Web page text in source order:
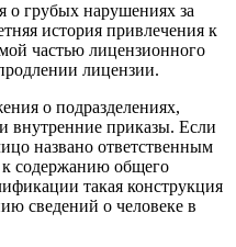
о грубых нарушениях за
история привлечения к
частью лицензионного
лицензии.
о подразделениях,
внутренние приказы. Если
названо ответственным
к содержанию общего
такая конструкция
сведений о человеке в